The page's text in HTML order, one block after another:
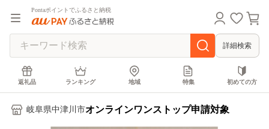
Pontaポイントでふるさと納税
詳細検索
返礼品 ランキング 地域 特集 初めての方
岐阜県中津川市オンラインワンストップ申請対象